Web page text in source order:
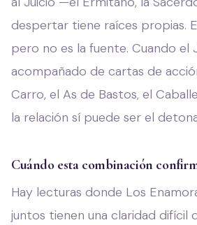
despertar tiene raíces propias.
pero no es la fuente. Cuando el
acompañado de cartas de
Carro, el As de Bastos, el
la relación sí puede ser el
Cuándo esta combinación
Hay lecturas donde Los
juntos tienen una claridad difícil